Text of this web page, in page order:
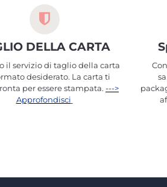
DELLA CARTA
il servizio di taglio della carta
desiderato. La carta ti
per essere stampata. --->
Approfondisci